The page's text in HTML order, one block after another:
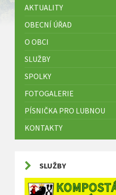
AKTUALITY
OBECNÍ ÚŘAD
O OBCI
SLUŽBY
SPOLKY
FOTOGALERIE
PÍSNIČKA PRO LUBNOU
KONTAKTY
SLUŽBY